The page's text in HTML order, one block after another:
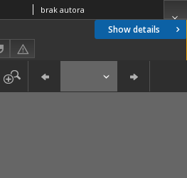
Show details
brak autora